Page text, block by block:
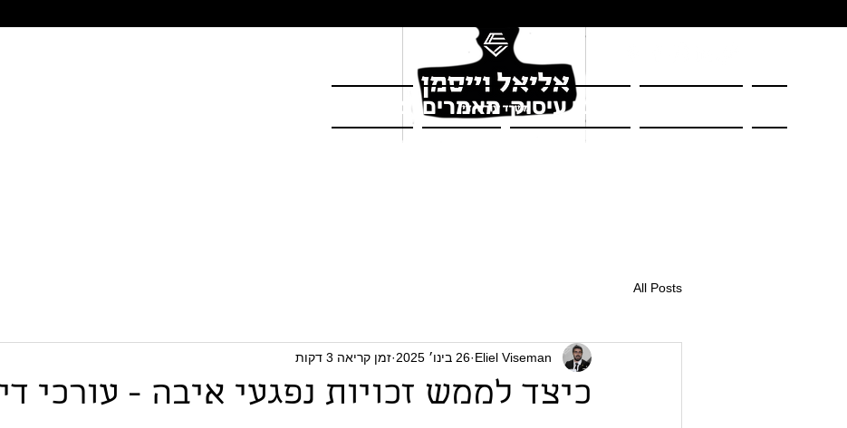
צור קשר מאמרים תחומי עיסוק
All Posts
כיצד לממש זכויות נפגעי איבה - עורכי
Eliel Viseman 26 בינו׳ 2025 זמן קריאה 3 דקות